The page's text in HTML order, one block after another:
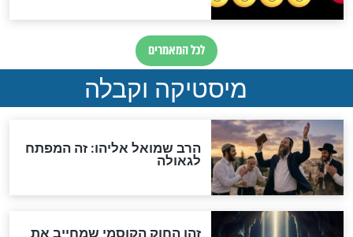
האם אפשר לחשב את הקץ?
מה יהיה בימות המשיח?